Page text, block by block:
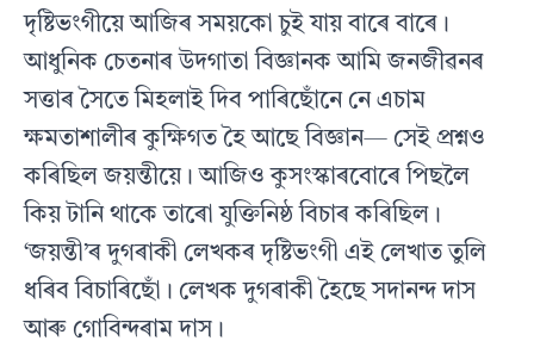
দৃষ্টিভংগীয়ে আজিৰ সময়কো চুই যায় বাৰে বাৰে।
আধুনিক চেতনাৰ উদগাতা বিজ্ঞানক আমি জনজীৱনৰ
সত্তাৰ সৈতে মিহলাই দিব পাৰিছোঁনে নে এচাম
ক্ষমতাশালীৰ কুক্ষিগত হৈ আছে বিজ্ঞান— সেই প্ৰশ্নও
কৰিছিল জয়ন্তীয়ে। আজিও কুসংস্কাৰবোৰে পিছলৈ
কিয় টানি থাকে তাৰো যুক্তিনিষ্ঠ বিচাৰ কৰিছিল।
‘জয়ন্তী’ৰ দুগৰাকী লেখকৰ দৃষ্টিভংগী এই লেখাত তুলি
ধৰিব বিচাৰিছোঁ। লেখক দুগৰাকী হৈছে সদানন্দ দাস
আৰু গোবিন্দৰাম দাস।